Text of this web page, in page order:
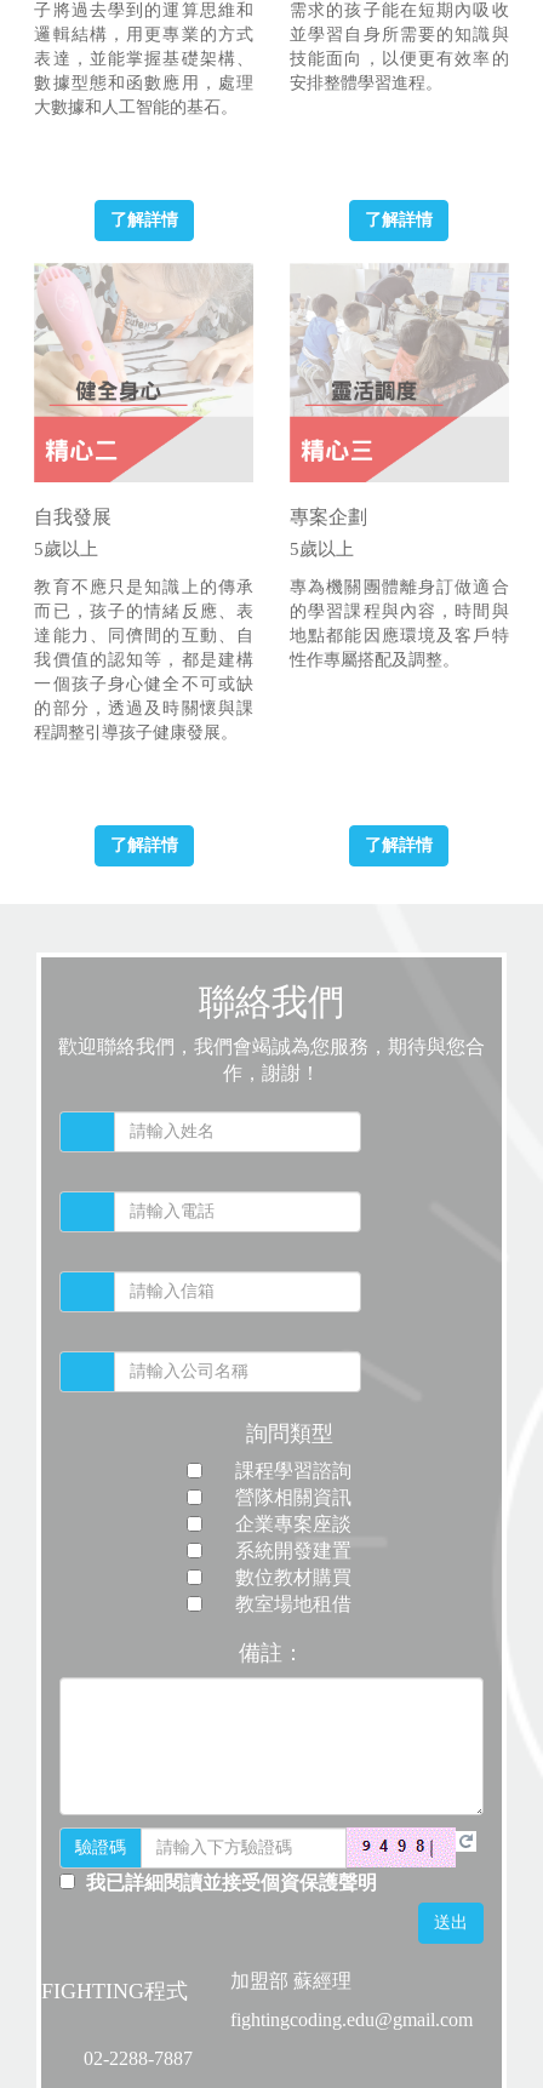
子將過去學到的運算思維和
邏輯結構，用更專業的方式
表達，並能掌握基礎架構、
數據型態和函數應用，處理
大數據和人工智能的基石。
了解詳情
需求的孩子能在短期內吸收
並學習自身所需要的知識與
技能面向，以便更有效率的
安排整體學習進程。
了解詳情
自我發展
5歲以上
教育不應只是知識上的傳承
而已，孩子的情緒反應、表
達能力、同儕間的互動、自
我價值的認知等，都是建構
一個孩子身心健全不可或缺
的部分，透過及時關懷與課
程調整引導孩子健康發展。
了解詳情
專案企劃
5歲以上
專為機關團體離身訂做適合
的學習課程與內容，時間與
地點都能因應環境及客戶特
性作專屬搭配及調整。
了解詳情
聯絡我們
歡迎聯絡我們，我們會竭誠為您服務，期待與您合
作，謝謝！
詢問類型
課程學習諮詢
營隊相關資訊
企業專案座談
系統開發建置
數位教材購買
教室場地租借
備註：
驗證碼
我已詳細閱讀並接受個資保護聲明
FIGHTING程式
加盟部 蘇經理
fightingcoding.edu@gmail.com
02-2288-7887